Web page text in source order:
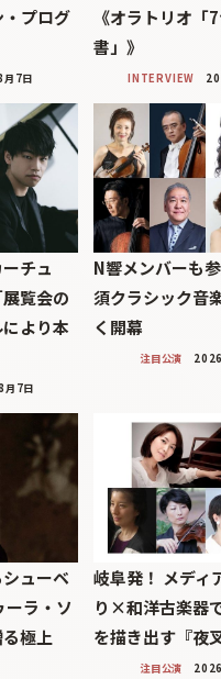
プログ
7日
《オラトリオ「
書」》
INTERVIEW
チュ
覧会の
より本
月7日
N響メンバーも
須クラシック音
く開幕
注目公演
ューベ
ーラ・ソ
極上
岐阜発！ メデ
り×和洋古楽器
を描き出す『夜
注目公演